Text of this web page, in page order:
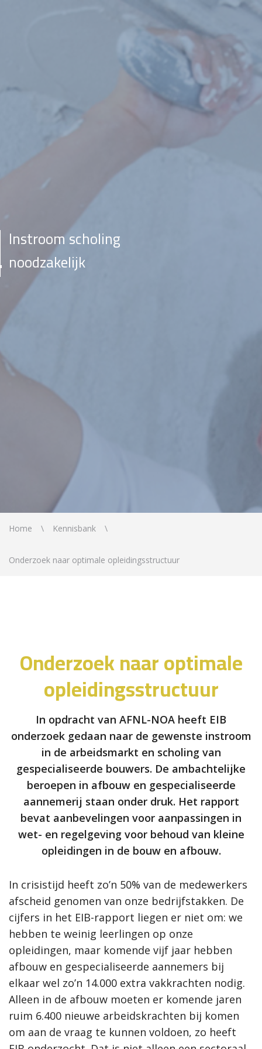
Instroom scholing
noodzakelijk
Home Kennisbank
Onderzoek naar optimale opleidingsstructuur
Onderzoek naar optimale
opleidingsstructuur
In opdracht van AFNL-NOA heeft EIB
onderzoek gedaan naar de gewenste instroom
in de arbeidsmarkt en scholing van
gespecialiseerde bouwers. De ambachtelijke
beroepen in afbouw en gespecialiseerde
aannemerij staan onder druk. Het rapport
bevat aanbevelingen voor aanpassingen in
wet- en regelgeving voor behoud van kleine
opleidingen in de bouw en afbouw.
In crisistijd heeft zo’n 50% van de medewerkers
afscheid genomen van onze bedrijfstakken. De
cijfers in het EIB-rapport liegen er niet om: we
hebben te weinig leerlingen op onze
opleidingen, maar komende vijf jaar hebben
afbouw en gespecialiseerde aannemers bij
elkaar wel zo’n 14.000 extra vakkrachten nodig.
Alleen in de afbouw moeten er komende jaren
ruim 6.400 nieuwe arbeidskrachten bij komen
om aan de vraag te kunnen voldoen, zo heeft